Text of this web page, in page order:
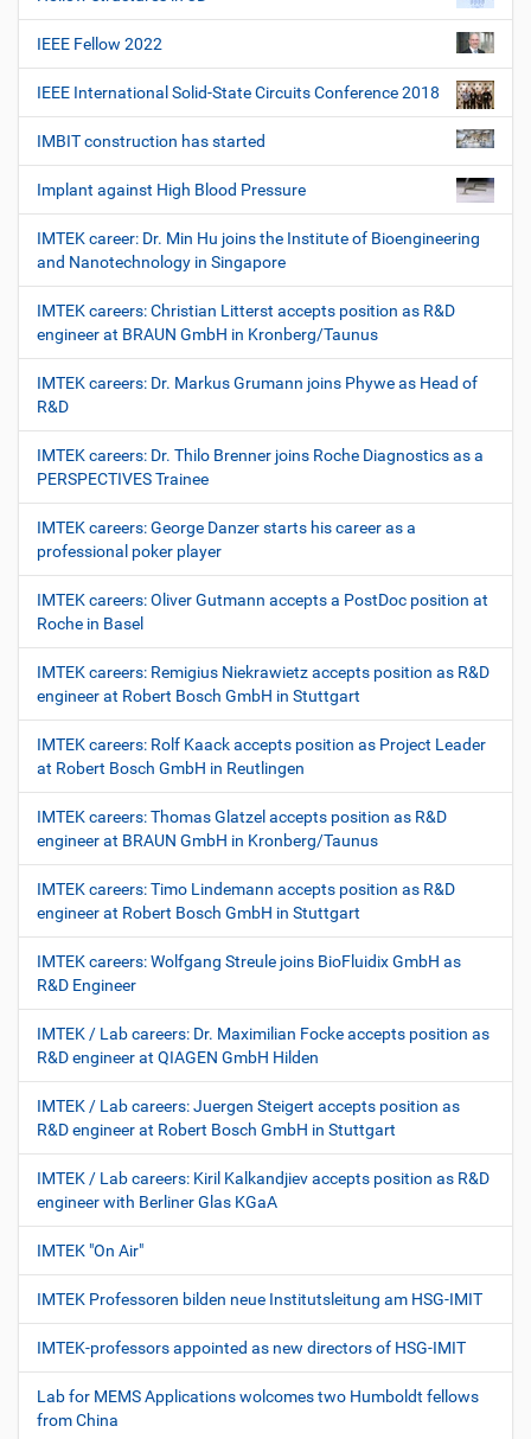
IEEE Fellow 2022
IEEE International Solid-State Circuits Conference 2018
IMBIT construction has started
Implant against High Blood Pressure
IMTEK career: Dr. Min Hu joins the Institute of Bioengineering
and Nanotechnology in Singapore
IMTEK careers: Christian Litterst accepts position as R&D
engineer at BRAUN GmbH in Kronberg/Taunus
IMTEK careers: Dr. Markus Grumann joins Phywe as Head of
R&D
IMTEK careers: Dr. Thilo Brenner joins Roche Diagnostics as a
PERSPECTIVES Trainee
IMTEK careers: George Danzer starts his career as a
professional poker player
IMTEK careers: Oliver Gutmann accepts a PostDoc position at
Roche in Basel
IMTEK careers: Remigius Niekrawietz accepts position as R&D
engineer at Robert Bosch GmbH in Stuttgart
IMTEK careers: Rolf Kaack accepts position as Project Leader
at Robert Bosch GmbH in Reutlingen
IMTEK careers: Thomas Glatzel accepts position as R&D
engineer at BRAUN GmbH in Kronberg/Taunus
IMTEK careers: Timo Lindemann accepts position as R&D
engineer at Robert Bosch GmbH in Stuttgart
IMTEK careers: Wolfgang Streule joins BioFluidix GmbH as
R&D Engineer
IMTEK / Lab careers: Dr. Maximilian Focke accepts position as
R&D engineer at QIAGEN GmbH Hilden
IMTEK / Lab careers: Juergen Steigert accepts position as
R&D engineer at Robert Bosch GmbH in Stuttgart
IMTEK / Lab careers: Kiril Kalkandjiev accepts position as R&D
engineer with Berliner Glas KGaA
IMTEK "On Air"
IMTEK Professoren bilden neue Institutsleitung am HSG-IMIT
IMTEK-professors appointed as new directors of HSG-IMIT
Lab for MEMS Applications wolcomes two Humboldt fellows
from China